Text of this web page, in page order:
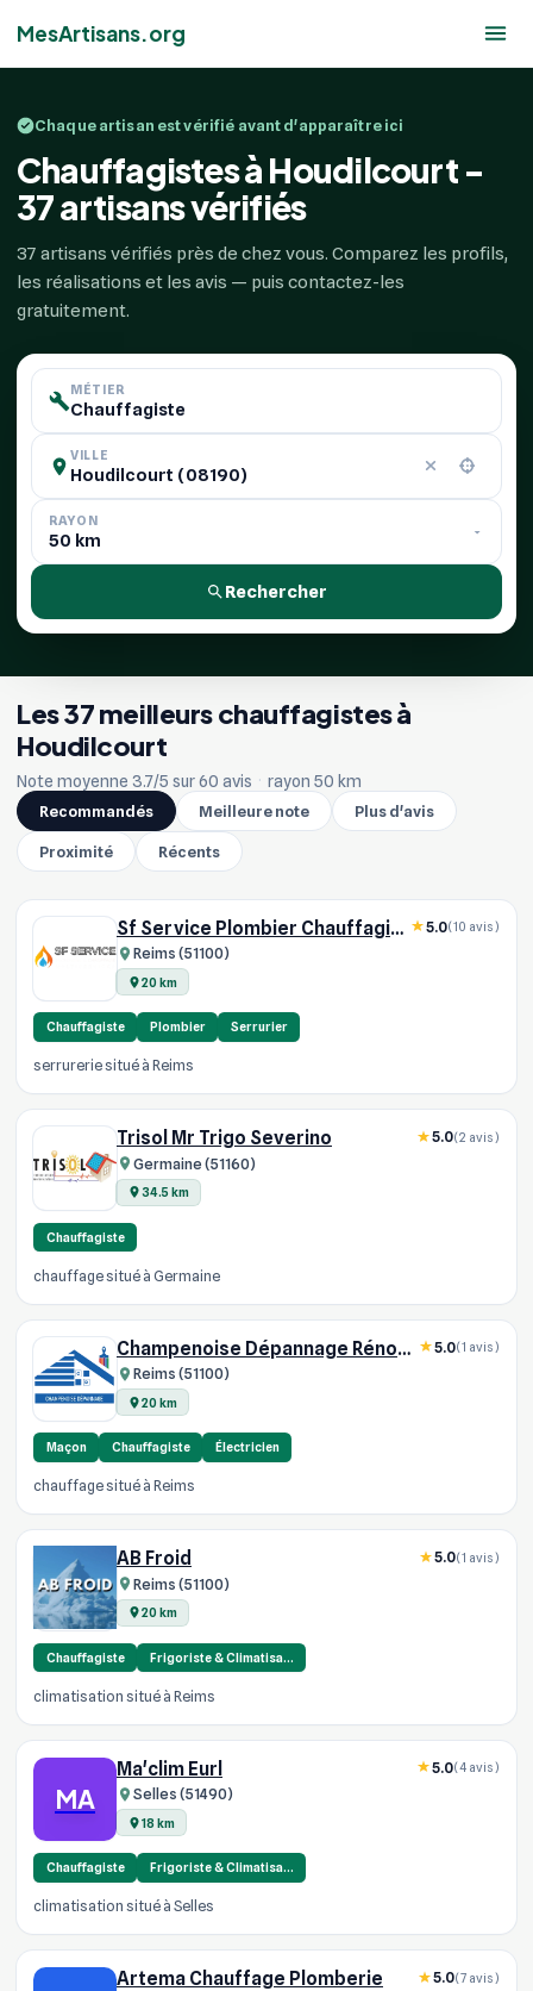
MesArtisans.org
Chaque artisan est vérifié avant d'apparaître ici
Chauffagistes à Houdilcourt -
37 artisans vérifiés
37 artisans vérifiés près de chez vous. Comparez les profils,
les réalisations et les avis — puis contactez-les
gratuitement.
MÉTIER
VILLE
RAYON
Rechercher
Les 37 meilleurs chauffagistes à
Houdilcourt
Note moyenne 3.7/5 sur 60 avis · rayon 50 km
Recommandés
Meilleure note Plus d'avis
Proximité Récents
Sf Service Plombier Chauffagiste
Reims (51100)
20 km
5.0(10 avis)
Chauffagiste Plombier Serrurier
serrurerie situé à Reims
Trisol Mr Trigo Severino
Germaine (51160)
34.5 km
5.0(2 avis)
Chauffagiste
chauffage situé à Germaine
Champenoise Dépannage Rénovation
Reims (51100)
20 km
5.0(1 avis)
Maçon Chauffagiste Électricien
chauffage situé à Reims
AB Froid
Reims (51100)
20 km
5.0(1 avis)
Chauffagiste Frigoriste & Climatisa…
climatisation situé à Reims
MA
Ma'clim Eurl
Selles (51490)
18 km
5.0(4 avis)
Chauffagiste Frigoriste & Climatisa…
climatisation situé à Selles
Artema Chauffage Plomberie 5.0(7 avis)